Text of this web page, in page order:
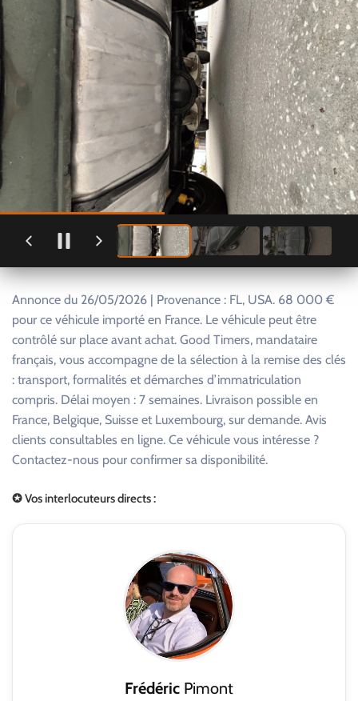
Annonce du 26/05/2026 | Provenance : FL, USA. 68 000 €
pour ce véhicule importé en France. Le véhicule peut être
contrôlé sur place avant achat. Good Timers, mandataire
français, vous accompagne de la sélection à la remise des clés
: transport, formalités et démarches d’immatriculation
compris. Délai moyen : 7 semaines. Livraison possible en
France, Belgique, Suisse et Luxembourg, sur demande. Avis
clients consultables en ligne. Ce véhicule vous intéresse ?
Contactez-nous pour confirmer sa disponibilité.
✪ Vos interlocuteurs directs :
Frédéric Pimont